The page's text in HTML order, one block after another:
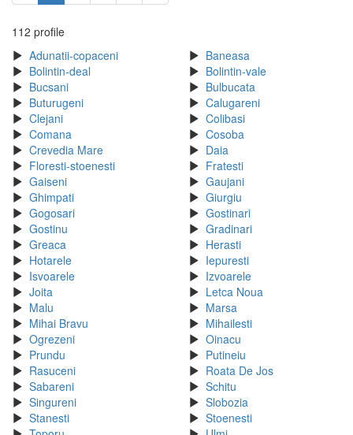
112 profile
Adunatii-copaceni
Baneasa
Bolintin-deal
Bolintin-vale
Bucsani
Bulbucata
Buturugeni
Calugareni
Clejani
Colibasi
Comana
Cosoba
Crevedia Mare
Daia
Floresti-stoenesti
Fratesti
Gaiseni
Gaujani
Ghimpati
Giurgiu
Gogosari
Gostinari
Gostinu
Gradinari
Greaca
Herasti
Hotarele
Iepuresti
Isvoarele
Izvoarele
Joita
Letca Noua
Malu
Marsa
Mihai Bravu
Mihailesti
Ogrezeni
Oinacu
Prundu
Putineiu
Rasuceni
Roata De Jos
Sabareni
Schitu
Singureni
Slobozia
Stanesti
Stoenesti